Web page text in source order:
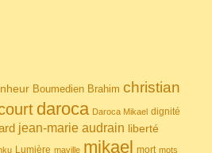
Boumedien Brahim christian
daroca Daroca Mikael dignité
jean-marie audrain liberté
Lumière maville mikael mort mots